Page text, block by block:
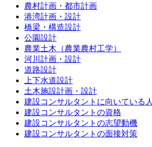
農村計画・都市計画
港湾計画・設計
橋梁・構造設計
公園設計
農業土木（農業農村工学）
河川計画・設計
道路設計
上下水道設計
土木施設計画・設計
建設コンサルタントに向いている人
建設コンサルタントの資格
建設コンサルタントの志望動機
建設コンサルタントの面接対策